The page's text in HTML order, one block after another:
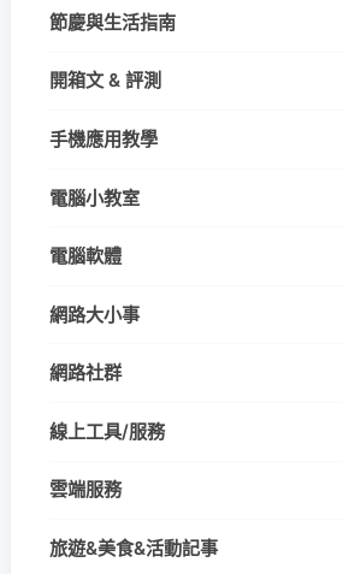
節慶與生活指南
開箱文 & 評測
手機應用教學
電腦小教室
電腦軟體
網路大小事
網路社群
線上工具/服務
雲端服務
旅遊&美食&活動記事